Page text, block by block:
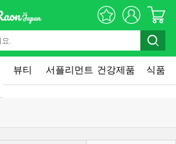
뷰티 서플리먼트 건강제품 식품